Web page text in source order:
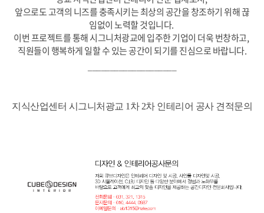
앞으로도 고객의 니즈를 충족시키는 최상의 공간을 창조하기 위해 끊
임없이 노력할 것입니다.
이번 프로젝트를 통해 시그니처광교에 입주한 기업이 더욱 번창하고,
직원들이 행복하게 일할 수 있는 공간이 되기를 진심으로 바랍니다.
지식산업센터 시그니처광교 1차 2차 인테리어 공사 견적문의